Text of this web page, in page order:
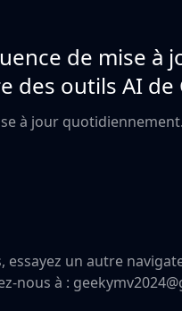
de mise à
des outils AI de
à jour quotidiennement.
un autre
nous à :